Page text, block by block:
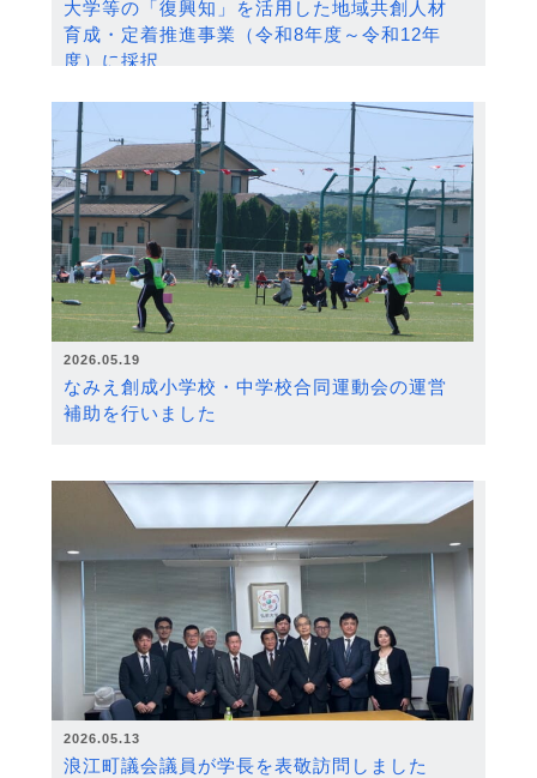
大学等の「復興知」を活用した地域共創人材
育成・定着推進事業（令和8年度～令和12年
度）に採択
2026.05.19
なみえ創成小学校・中学校合同運動会の運営
補助を行いました
2026.05.13
浪江町議会議員が学長を表敬訪問しました